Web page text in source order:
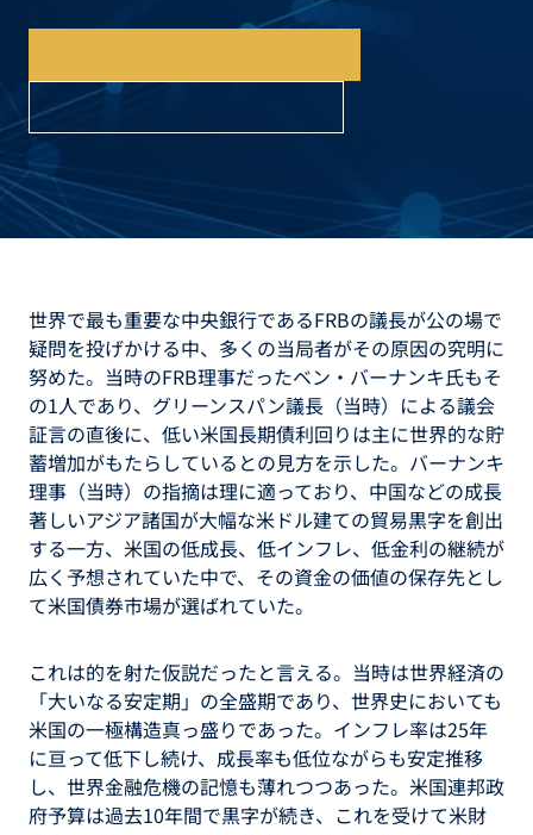
英語レポートのダウンロード
世界で最も重要な中央銀行であるFRBの議長が公の場で
疑問を投げかける中、多くの当局者がその原因の究明に
努めた。当時のFRB理事だったベン・バーナンキ氏もそ
の1人であり、グリーンスパン議長（当時）による議会
証言の直後に、低い米国長期債利回りは主に世界的な貯
蓄増加がもたらしているとの見方を示した。バーナンキ
理事（当時）の指摘は理に適っており、中国などの成長
著しいアジア諸国が大幅な米ドル建ての貿易黒字を創出
する一方、米国の低成長、低インフレ、低金利の継続が
広く予想されていた中で、その資金の価値の保存先とし
て米国債券市場が選ばれていた。
これは的を射た仮説だったと言える。当時は世界経済の
「大いなる安定期」の全盛期であり、世界史においても
米国の一極構造真っ盛りであった。インフレ率は25年
に亘って低下し続け、成長率も低位ながらも安定推移
し、世界金融危機の記憶も薄れつつあった。米国連邦政
府予算は過去10年間で黒字が続き、これを受けて米財